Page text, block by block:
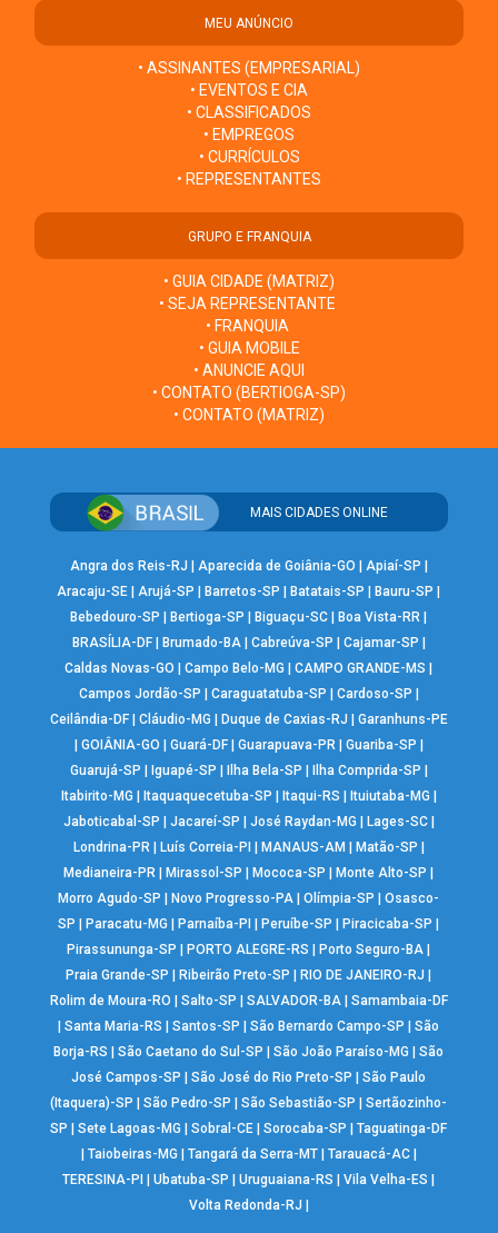
MEU ANÚNCIO
• ASSINANTES (EMPRESARIAL)
• EVENTOS E CIA
• CLASSIFICADOS
• EMPREGOS
• CURRÍCULOS
• REPRESENTANTES
GRUPO E FRANQUIA
• GUIA CIDADE (MATRIZ)
• SEJA REPRESENTANTE
• FRANQUIA
• GUIA MOBILE
• ANUNCIE AQUI
• CONTATO (BERTIOGA-SP)
• CONTATO (MATRIZ)
MAIS CIDADES ONLINE
Angra dos Reis-RJ | Aparecida de Goiânia-GO | Apiaí-SP |
Aracaju-SE | Arujá-SP |Barretos-SP |Batatais-SP |Bauru-SP |
Bebedouro-SP |Bertioga-SP |Biguaçu-SC |Boa Vista-RR |
BRASÍLIA-DF| Brumado-BA| Cabreúva-SP | Cajamar-SP |
Caldas Novas-GO |Campo Belo-MG |CAMPO GRANDE-MS |
Campos Jordão-SP | Caraguatatuba-SP | Cardoso-SP |
Ceilândia-DF| Cláudio-MG | Duque de Caxias-RJ | Garanhuns-PE
| GOIÂNIA-GO | Guará-DF| Guarapuava-PR | Guariba-SP |
Guarujá-SP | Iguapé-SP | Ilha Bela-SP | Ilha Comprida-SP |
Itabirito-MG | Itaquaquecetuba-SP | Itaqui-RS | Ituiutaba-MG |
Jaboticabal-SP | Jacareí-SP | José Raydan-MG | Lages-SC|
Londrina-PR | Luís Correia-PI | MANAUS-AM | Matão-SP |
Medianeira-PR |Mirassol-SP |Mococa-SP |Monte Alto-SP |
Morro Agudo-SP |Novo Progresso-PA |Olímpia-SP |Osasco-
SP |Paracatu-MG |Parnaíba-PI |Peruíbe-SP |Piracicaba-SP |
Pirassununga-SP |PORTO ALEGRE-RS |Porto Seguro-BA |
Praia Grande-SP |Ribeirão Preto-SP |RIO DE JANEIRO-RJ |
Rolim de Moura-RO | Salto-SP | SALVADOR-BA| Samambaia-DF
|Santa Maria-RS |Santos-SP |São Bernardo Campo-SP |São
Borja-RS |São Caetano do Sul-SP |São João Paraíso-MG |São
José Campos-SP |São José do Rio Preto-SP |São Paulo
(Itaquera)-SP |São Pedro-SP |São Sebastião-SP |Sertãozinho-
SP |Sete Lagoas-MG |Sobral-CE |Sorocaba-SP |Taguatinga-DF
| Taiobeiras-MG | Tangará da Serra-MT| Tarauacá-AC|
TERESINA-PI |Ubatuba-SP |Uruguaiana-RS |Vila Velha-ES |
Volta Redonda-RJ |